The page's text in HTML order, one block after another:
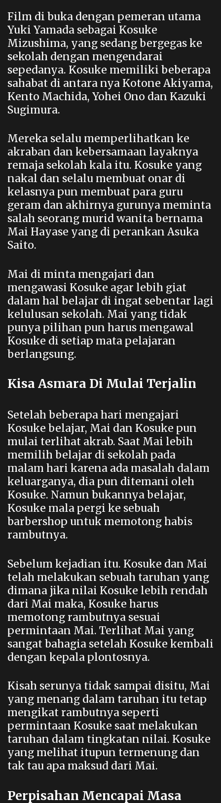
Film di buka dengan pemeran utama
Yuki Yamada sebagai Kosuke
Mizushima, yang sedang bergegas ke
sekolah dengan mengendarai
sepedanya. Kosuke memiliki beberapa
sahabat di antara nya Kotone Akiyama,
Kento Machida, Yohei Ono dan Kazuki
Sugimura.
Mereka selalu memperlihatkan ke
akraban dan kebersamaan layaknya
remaja sekolah kala itu. Kosuke yang
nakal dan selalu membuat onar di
kelasnya pun membuat para guru
geram dan akhirnya gurunya meminta
salah seorang murid wanita bernama
Mai Hayase yang di perankan Asuka
Saito.
Mai di minta mengajari dan
mengawasi Kosuke agar lebih giat
dalam hal belajar di ingat sebentar lagi
kelulusan sekolah. Mai yang tidak
punya pilihan pun harus mengawal
Kosuke di setiap mata pelajaran
berlangsung.
Kisa Asmara Di Mulai Terjalin
Setelah beberapa hari mengajari
Kosuke belajar, Mai dan Kosuke pun
mulai terlihat akrab. Saat Mai lebih
memilih belajar di sekolah pada
malam hari karena ada masalah dalam
keluarganya, dia pun ditemani oleh
Kosuke. Namun bukannya belajar,
Kosuke mala pergi ke sebuah
barbershop untuk memotong habis
rambutnya.
Sebelum kejadian itu. Kosuke dan Mai
telah melakukan sebuah taruhan yang
dimana jika nilai Kosuke lebih rendah
dari Mai maka, Kosuke harus
memotong rambutnya sesuai
permintaan Mai. Terlihat Mai yang
sangat bahagia setelah Kosuke kembali
dengan kepala plontosnya.
Kisah serunya tidak sampai disitu, Mai
yang menang dalam taruhan itu tetap
mengikat rambutnya seperti
permintaan Kosuke saat melakukan
taruhan dalam tingkatan nilai. Kosuke
yang melihat itupun termenung dan
tak tau apa maksud dari Mai.
Perpisahan Mencapai Masa